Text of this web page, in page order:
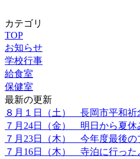
カテゴリ
TOP
お知らせ
学校行事
給食室
保健室
最新の更新
８月１日（土） 長岡市平和祈
７月24日（金） 明日から夏休
７月23日（木） 今年度最後
７月16日（木） 寺泊に行っ